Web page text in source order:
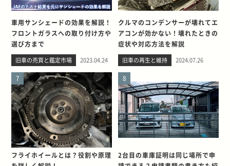
車用サンシェードの効果を解説！
フロントガラスへの取り付け方や
選び方まで
旧車の売買と鑑定市場 2023.04.24
クルマのコンデンサーが壊れてエ
アコンが効かない！壊れたときの
症状や対応方法を解説
旧車の再生と維持 2024.07.26
7
フライホイールとは？役割や原理
8
2台目の車庫証明は同じ場所で申